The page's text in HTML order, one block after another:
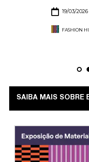
19/03/
FASHION
SAIBA MAIS SOBRE